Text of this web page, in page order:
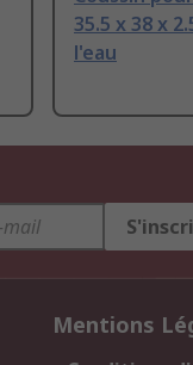
35.5 x 38 x
l'eau
Mentions